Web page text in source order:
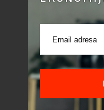
Verujemo
pravi ritam
Kao jedan od
prošle godine
STADA